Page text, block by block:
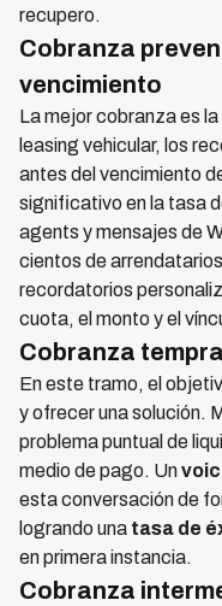
recupero.
Cobranza
vencimiento
La mejor cobranza es
leasing vehicular, los
antes del vencimiento
significativo en la tasa
agents y mensajes de
cientos de
recordatorios
cuota, el monto y el
Cobranza
En este tramo, el
y ofrecer una solución.
problema puntual de
medio de pago. Un
esta conversación de
logrando una tasa de
en primera instancia.
Cobranza